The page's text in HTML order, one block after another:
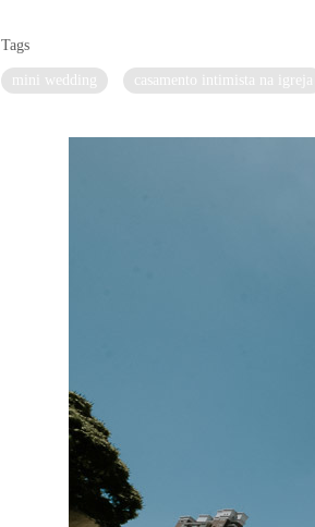
Tags
mini wedding casamento intimista na igreja